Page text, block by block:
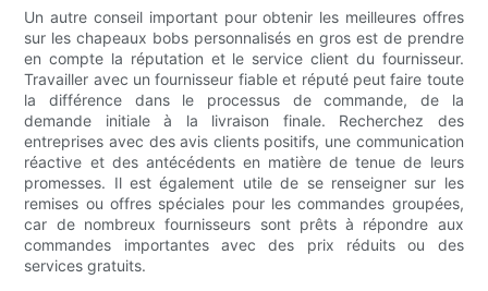
Un autre conseil important pour obtenir les meilleures offres
sur les chapeaux bobs personnalisés en gros est de prendre
en compte la réputation et le service client du fournisseur.
Travailler avec un fournisseur fiable et réputé peut faire toute
la différence dans le processus de commande, de la
demande initiale à la livraison finale. Recherchez des
entreprises avec des avis clients positifs, une communication
réactive et des antécédents en matière de tenue de leurs
promesses. Il est également utile de se renseigner sur les
remises ou offres spéciales pour les commandes groupées,
car de nombreux fournisseurs sont prêts à répondre aux
commandes importantes avec des prix réduits ou des
services gratuits.